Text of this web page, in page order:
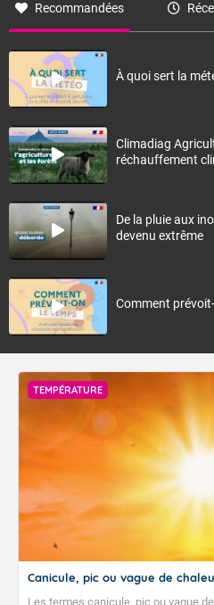
Recommandées
À quoi sert la
Climadiag
réchauffement
De la pluie aux
devenu extrême
Comment
TEMPÉRATURE
Canicule, pic ou vague de
Les termes canicule, pic ou vague